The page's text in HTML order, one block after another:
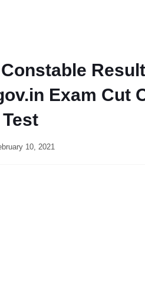
Exam Cut
10, 2021